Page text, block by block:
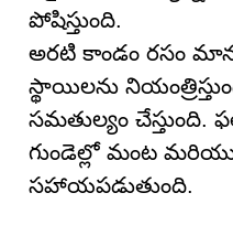
పోషిస్తుంది.
అరటి కాండం రసం
స్థాయిలను
సమతుల్యం చేస్తుంది.
గుండెల్లో మంట
సహాయపడుతుంది.